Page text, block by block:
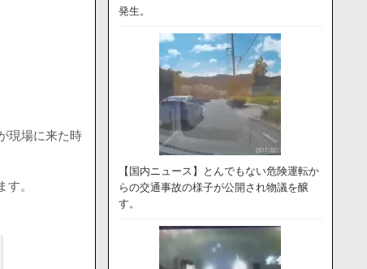
現場に来た時
。
発生。
【国内ニュース】とんでもない危険運転か
らの交通事故の様子が公開され物議を醸
す。